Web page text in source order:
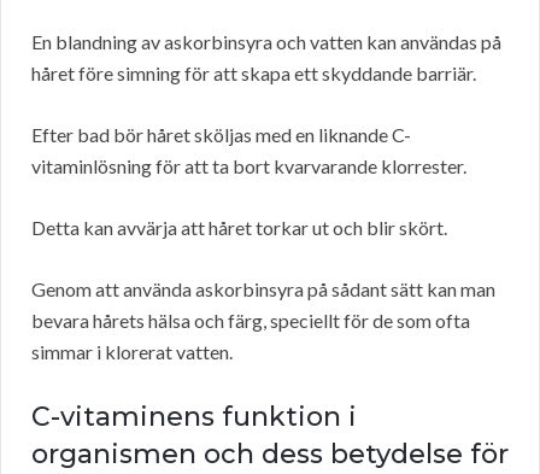
En blandning av askorbinsyra och vatten kan användas på
håret före simning för att skapa ett skyddande barriär.
Efter bad bör håret sköljas med en liknande C-
vitaminlösning för att ta bort kvarvarande klorrester.
Detta kan avvärja att håret torkar ut och blir skört.
Genom att använda askorbinsyra på sådant sätt kan man
bevara hårets hälsa och färg, speciellt för de som ofta
simmar i klorerat vatten.
C-vitaminens funktion i
organismen och dess betydelse för